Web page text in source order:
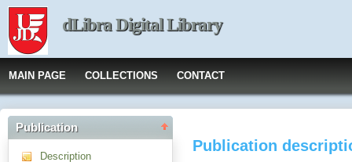
dLibra Digital Library
MAIN PAGE COLLECTIONS CONTACT
Publication
Description
Publication